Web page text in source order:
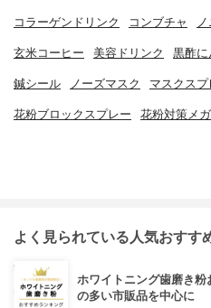
コラーゲンドリンク コンブチャ
玄米コーヒー 美容ドリンク 黒酢に
鍼シール ノーズマスク マスクスプ
花粉ブロックスプレー 花粉対策メ
よく見られている人気おすす
ホワイトニング歯磨き粉
の多い市販品を中心に